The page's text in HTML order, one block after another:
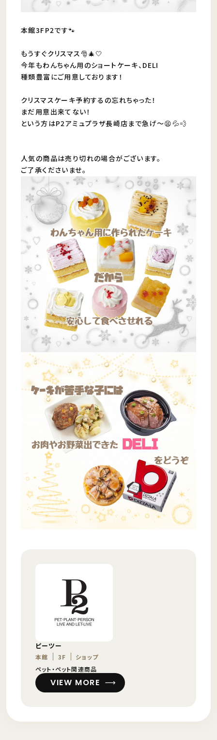
本館3FP2です🐾
もうすぐクリスマス🎅🎄🤍
今年もわんちゃん用のショートケーキ、DELI
種類豊富にご用意しております！
クリスマスケーキ予約するの忘れちゃった！
まだ用意出来てない！
という方はP2アミュプラザ長崎店まで急げ〜😫💦💨
人気の商品は売り切れの場合がございます。
ご了承くださいませ。
ピーツー
本館 3F
ショップ
ペット・ペット関連商品
VIEW MORE